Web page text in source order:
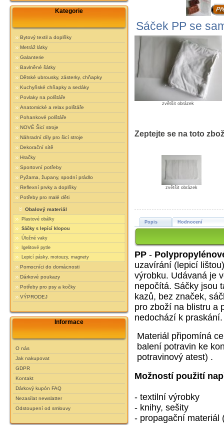
Kategorie
Bytový textil a doplňky
Metráž látky
Galanterie
Bavlněné šátky
Dětské ubrousky, zásterky, chňapky
Kuchyňské chňapky a sedáky
Povlaky na polštáře
Anatomické a relax polštáře
Pohankové polštáře
NOVÉ Šicí stroje
Náhradní díly pro šicí stroje
Dekorační sítě
Hračky
Sportovní potřeby
Pyžama, župany, spodní prádlo
Reflexní prvky a doplňky
Potřeby pro malé děti
Obalový materiál
Plastové obálky
Sáčky s lepící klopou
Úložné vaky
Igelitové pytle
Lepicí pásky, motouzy, magnety
Pomocníci do domácnosti
Dárkové poukazy
Potřeby pro psy a kočky
VÝPRODEJ
Informace
O nás
Jak nakupovat
GDPR
Kontakt
Dárkový kupón FAQ
Nezasílat newslatter
Odstoupení od smlouvy
Sáček PP se
zvětšit obrázek
Zeptejte se na toto
zvětšit obrázek
Popis Hodnocení
PP-
uzavírání (lepicí
výrobku. Udávaná je
nepočítá. Sáčky jsou
kazů, bez značek,
pro zboží na blistru a
nedochází k praskání.
Materiál připomíná
balení potravin ke
potravinový atest) .
Možností použití
- textilní výrobky
- knihy, sešity
- propagační materiál